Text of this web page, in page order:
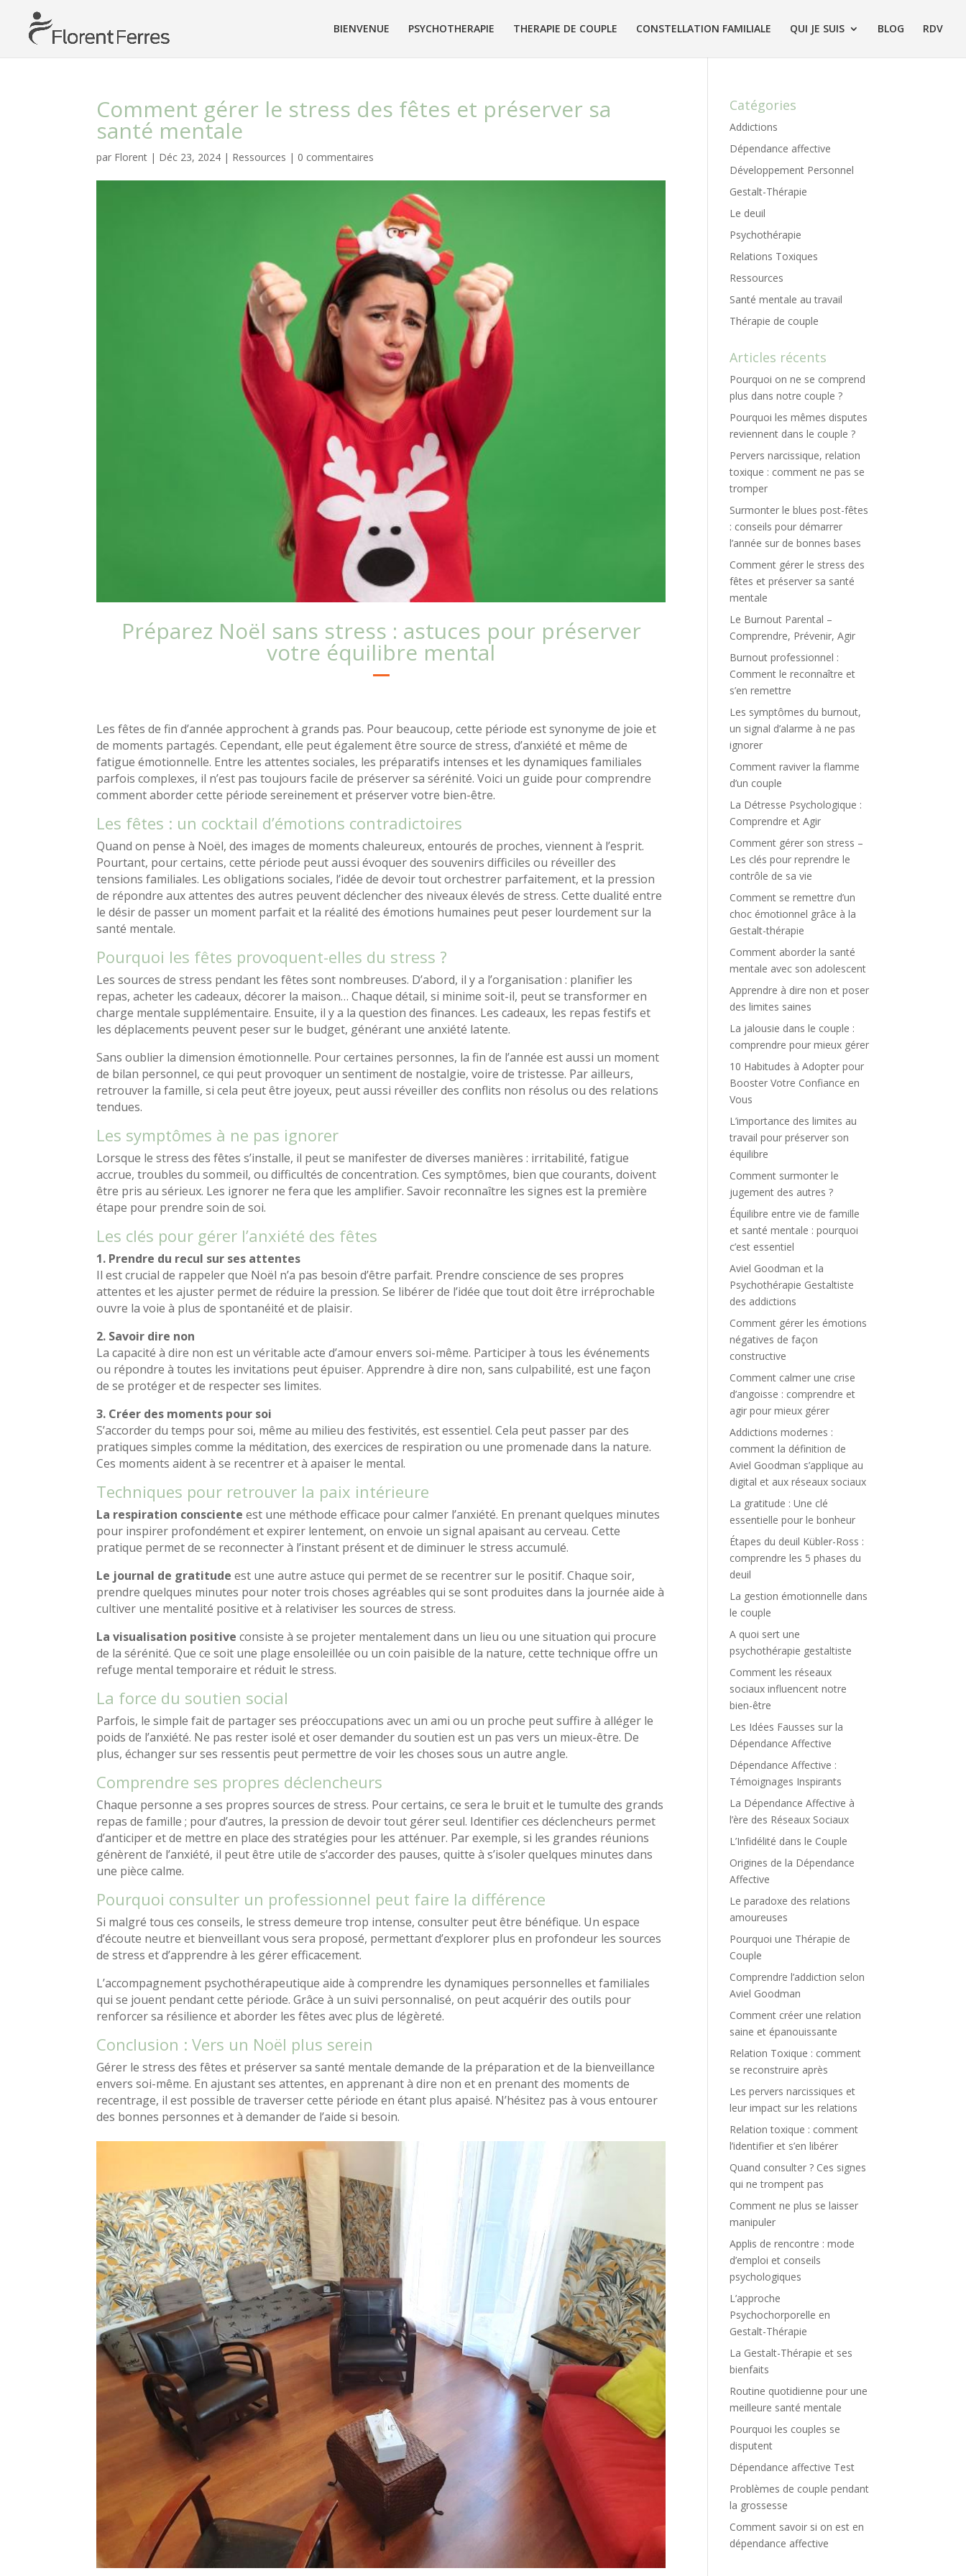
BIENVENUE PSYCHOTHERAPIE THERAPIE DE COUPLE CONSTELLATION FAMILIALE QUI JE SUIS BLOG RDV
Comment gérer le stress des fêtes et préserver sa
santé mentale
par Florent | Déc 23, 2024 | Ressources | 0 commentaires
Préparez Noël sans stress : astuces pour préserver
votre équilibre mental
Les fêtes de fin d’année approchent à grands pas. Pour beaucoup, cette période est synonyme de joie et
de moments partagés. Cependant, elle peut également être source de stress, d’anxiété et même de
fatigue émotionnelle. Entre les attentes sociales, les préparatifs intenses et les dynamiques familiales
parfois complexes, il n’est pas toujours facile de préserver sa sérénité. Voici un guide pour comprendre
comment aborder cette période sereinement et préserver votre bien-être.
Les fêtes : un cocktail d’émotions contradictoires
Quand on pense à Noël, des images de moments chaleureux, entourés de proches, viennent à l’esprit.
Pourtant, pour certains, cette période peut aussi évoquer des souvenirs difficiles ou réveiller des
tensions familiales. Les obligations sociales, l’idée de devoir tout orchestrer parfaitement, et la pression
de répondre aux attentes des autres peuvent déclencher des niveaux élevés de stress. Cette dualité entre
le désir de passer un moment parfait et la réalité des émotions humaines peut peser lourdement sur la
santé mentale.
Pourquoi les fêtes provoquent-elles du stress ?
Les sources de stress pendant les fêtes sont nombreuses. D’abord, il y a l’organisation : planifier les
repas, acheter les cadeaux, décorer la maison… Chaque détail, si minime soit-il, peut se transformer en
charge mentale supplémentaire. Ensuite, il y a la question des finances. Les cadeaux, les repas festifs et
les déplacements peuvent peser sur le budget, générant une anxiété latente.
Sans oublier la dimension émotionnelle. Pour certaines personnes, la fin de l’année est aussi un moment
de bilan personnel, ce qui peut provoquer un sentiment de nostalgie, voire de tristesse. Par ailleurs,
retrouver la famille, si cela peut être joyeux, peut aussi réveiller des conflits non résolus ou des relations
tendues.
Les symptômes à ne pas ignorer
Lorsque le stress des fêtes s’installe, il peut se manifester de diverses manières : irritabilité, fatigue
accrue, troubles du sommeil, ou difficultés de concentration. Ces symptômes, bien que courants, doivent
être pris au sérieux. Les ignorer ne fera que les amplifier. Savoir reconnaître les signes est la première
étape pour prendre soin de soi.
Les clés pour gérer l’anxiété des fêtes
1. Prendre du recul sur ses attentes
Il est crucial de rappeler que Noël n’a pas besoin d’être parfait. Prendre conscience de ses propres
attentes et les ajuster permet de réduire la pression. Se libérer de l’idée que tout doit être irréprochable
ouvre la voie à plus de spontanéité et de plaisir.
2. Savoir dire non
La capacité à dire non est un véritable acte d’amour envers soi-même. Participer à tous les événements
ou répondre à toutes les invitations peut épuiser. Apprendre à dire non, sans culpabilité, est une façon
de se protéger et de respecter ses limites.
3. Créer des moments pour soi
S’accorder du temps pour soi, même au milieu des festivités, est essentiel. Cela peut passer par des
pratiques simples comme la méditation, des exercices de respiration ou une promenade dans la nature.
Ces moments aident à se recentrer et à apaiser le mental.
Techniques pour retrouver la paix intérieure
La respiration consciente est une méthode efficace pour calmer l’anxiété. En prenant quelques minutes
pour inspirer profondément et expirer lentement, on envoie un signal apaisant au cerveau. Cette
pratique permet de se reconnecter à l’instant présent et de diminuer le stress accumulé.
Le journal de gratitude est une autre astuce qui permet de se recentrer sur le positif. Chaque soir,
prendre quelques minutes pour noter trois choses agréables qui se sont produites dans la journée aide à
cultiver une mentalité positive et à relativiser les sources de stress.
La visualisation positive consiste à se projeter mentalement dans un lieu ou une situation qui procure
de la sérénité. Que ce soit une plage ensoleillée ou un coin paisible de la nature, cette technique offre un
refuge mental temporaire et réduit le stress.
La force du soutien social
Parfois, le simple fait de partager ses préoccupations avec un ami ou un proche peut suffire à alléger le
poids de l’anxiété. Ne pas rester isolé et oser demander du soutien est un pas vers un mieux-être. De
plus, échanger sur ses ressentis peut permettre de voir les choses sous un autre angle.
Comprendre ses propres déclencheurs
Chaque personne a ses propres sources de stress. Pour certains, ce sera le bruit et le tumulte des grands
repas de famille ; pour d’autres, la pression de devoir tout gérer seul. Identifier ces déclencheurs permet
d’anticiper et de mettre en place des stratégies pour les atténuer. Par exemple, si les grandes réunions
génèrent de l’anxiété, il peut être utile de s’accorder des pauses, quitte à s’isoler quelques minutes dans
une pièce calme.
Pourquoi consulter un professionnel peut faire la différence
Si malgré tous ces conseils, le stress demeure trop intense, consulter peut être bénéfique. Un espace
d’écoute neutre et bienveillant vous sera proposé, permettant d’explorer plus en profondeur les sources
de stress et d’apprendre à les gérer efficacement.
L’accompagnement psychothérapeutique aide à comprendre les dynamiques personnelles et familiales
qui se jouent pendant cette période. Grâce à un suivi personnalisé, on peut acquérir des outils pour
renforcer sa résilience et aborder les fêtes avec plus de légèreté.
Conclusion : Vers un Noël plus serein
Gérer le stress des fêtes et préserver sa santé mentale demande de la préparation et de la bienveillance
envers soi-même. En ajustant ses attentes, en apprenant à dire non et en prenant des moments de
recentrage, il est possible de traverser cette période en étant plus apaisé. N’hésitez pas à vous entourer
des bonnes personnes et à demander de l’aide si besoin.
Catégories
Addictions
Dépendance affective
Développement Personnel
Gestalt-Thérapie
Le deuil
Psychothérapie
Relations Toxiques
Ressources
Santé mentale au travail
Thérapie de couple
Articles récents
Pourquoi on ne se comprend
plus dans notre couple ?
Pourquoi les mêmes disputes
reviennent dans le couple ?
Pervers narcissique, relation
toxique : comment ne pas se
tromper
Surmonter le blues post-fêtes
: conseils pour démarrer
l’année sur de bonnes bases
Comment gérer le stress des
fêtes et préserver sa santé
mentale
Le Burnout Parental –
Comprendre, Prévenir, Agir
Burnout professionnel :
Comment le reconnaître et
s’en remettre
Les symptômes du burnout,
un signal d’alarme à ne pas
ignorer
Comment raviver la flamme
d’un couple
La Détresse Psychologique :
Comprendre et Agir
Comment gérer son stress –
Les clés pour reprendre le
contrôle de sa vie
Comment se remettre d’un
choc émotionnel grâce à la
Gestalt-thérapie
Comment aborder la santé
mentale avec son adolescent
Apprendre à dire non et poser
des limites saines
La jalousie dans le couple :
comprendre pour mieux gérer
10 Habitudes à Adopter pour
Booster Votre Confiance en
Vous
L’importance des limites au
travail pour préserver son
équilibre
Comment surmonter le
jugement des autres ?
Équilibre entre vie de famille
et santé mentale : pourquoi
c’est essentiel
Aviel Goodman et la
Psychothérapie Gestaltiste
des addictions
Comment gérer les émotions
négatives de façon
constructive
Comment calmer une crise
d’angoisse : comprendre et
agir pour mieux gérer
Addictions modernes :
comment la définition de
Aviel Goodman s’applique au
digital et aux réseaux sociaux
La gratitude : Une clé
essentielle pour le bonheur
Étapes du deuil Kübler-Ross :
comprendre les 5 phases du
deuil
La gestion émotionnelle dans
le couple
A quoi sert une
psychothérapie gestaltiste
Comment les réseaux
sociaux influencent notre
bien-être
Les Idées Fausses sur la
Dépendance Affective
Dépendance Affective :
Témoignages Inspirants
La Dépendance Affective à
l’ère des Réseaux Sociaux
L’Infidélité dans le Couple
Origines de la Dépendance
Affective
Le paradoxe des relations
amoureuses
Pourquoi une Thérapie de
Couple
Comprendre l’addiction selon
Aviel Goodman
Comment créer une relation
saine et épanouissante
Relation Toxique : comment
se reconstruire après
Les pervers narcissiques et
leur impact sur les relations
Relation toxique : comment
l’identifier et s’en libérer
Quand consulter ? Ces signes
qui ne trompent pas
Comment ne plus se laisser
manipuler
Applis de rencontre : mode
d’emploi et conseils
psychologiques
L’approche
Psychochorporelle en
Gestalt-Thérapie
La Gestalt-Thérapie et ses
bienfaits
Routine quotidienne pour une
meilleure santé mentale
Pourquoi les couples se
disputent
Dépendance affective Test
Problèmes de couple pendant
la grossesse
Comment savoir si on est en
dépendance affective